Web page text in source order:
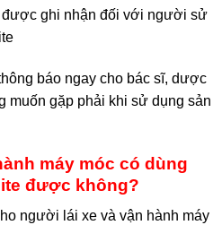
được ghi nhận đối với người sử
báo ngay cho bác sĩ, dược
muốn gặp phải khi sử dụng sản
máy móc có dùng
được không?
người lái xe và vận hành máy